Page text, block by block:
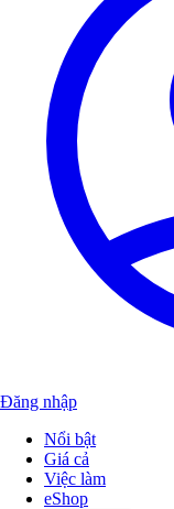
Đăng nhập
Nổi bật
Giá cả
Việc làm
eShop